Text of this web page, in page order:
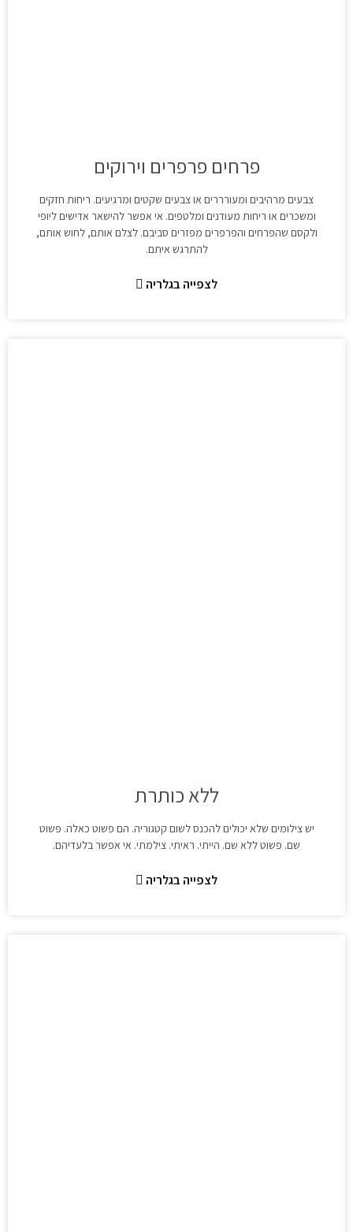
פרחים פרפרים וירוקים
צבעים מרהיבים ומעורררים או צבעים שקטים ומרגיעים. ריחות חזקים
ומשכרים או ריחות מעודנים ומלטפים. אי אפשר להישאר אדישים ליופי
ולקסם שהפרחים והפרפרים מפזרים סביבם. לצלם אותם, לחוש אותם,
להתרגש איתם.
לצפייה בגלריה
ללא כותרת
יש צילומים שלא יכולים להכנס לשום קטגוריה. הם פשוט כאלה. פשוט
שם. פשוט ללא שם. הייתי. ראיתי. צילמתי. אי אפשר בלעדיהם.
לצפייה בגלריה